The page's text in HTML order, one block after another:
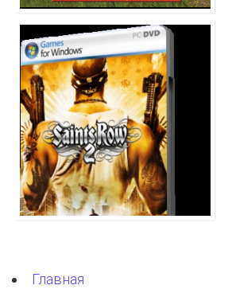
Главная